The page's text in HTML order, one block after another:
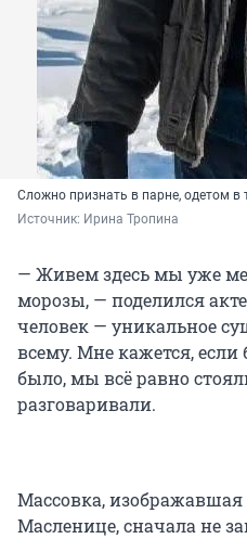
Сложно признать в парне, одетом в
Источник: Ирина Тропина
— Живем здесь мы уже
морозы, — поделился
человек — уникальное
всему. Мне кажется,
было, мы всё равно
разговаривали.
Массовка,
Масленице, сначала не